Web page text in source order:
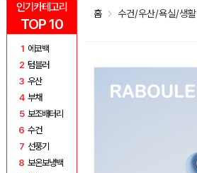
인기카테고리
TOP 10
1 에코백
2 텀블러
3 우산
4 부채
5 보조배터리
6 수건
7 선풍기
8 보온보냉백
홈 수건/우산/욕실/생활